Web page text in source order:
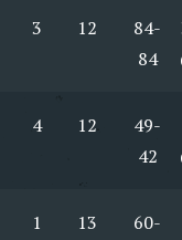
3 12
84-
84
4 12
49-
42
1 13
60-